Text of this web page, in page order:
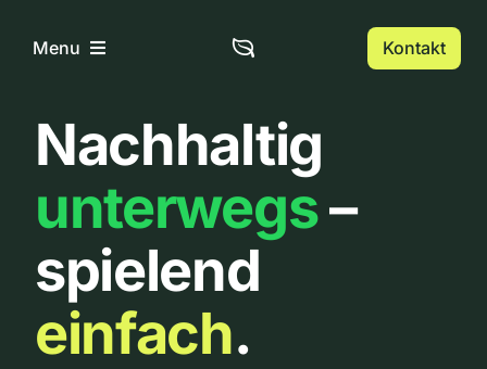
InhaltMenu
Home
Über uns
Urbanlist
Kontakt
Nachhaltig
unterwegs–
spielend
einfach.